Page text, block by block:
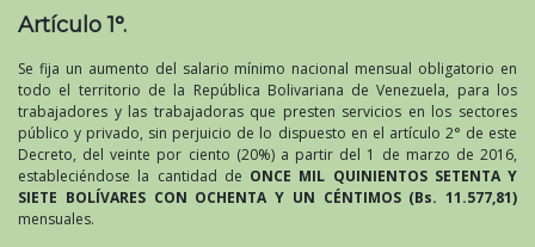
Artículo 1°.
Se fija un aumento del salario mínimo nacional mensual obligatorio en
todo el territorio de la República Bolivariana de Venezuela, para los
trabajadores y las trabajadoras que presten servicios en los sectores
público y privado, sin perjuicio de lo dispuesto en el artículo 2° de este
Decreto, del veinte por ciento (20%) a partir del 1 de marzo de 2016,
estableciéndose la cantidad de ONCE MIL QUINIENTOS SETENTA Y
SIETE BOLÍVARES CON OCHENTA Y UN CÉNTIMOS (Bs. 11.577,81)
mensuales.